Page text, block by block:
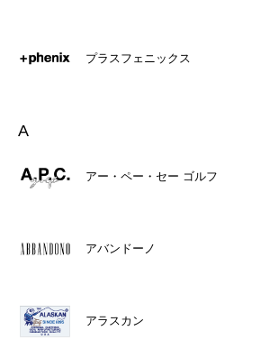
プラスフェニックス
A
アー・ペー・セー ゴルフ
アバンドーノ
アラスカン